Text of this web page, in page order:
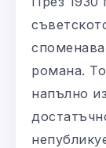
романа.
напълно